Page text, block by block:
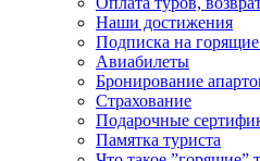
Наши достижения
Подписка на
Авиабилеты
Бронирование
Страхование
Подарочные
Памятка туриста